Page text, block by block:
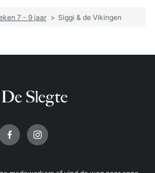
7 - 9 jaar > Siggi & de Vikingen